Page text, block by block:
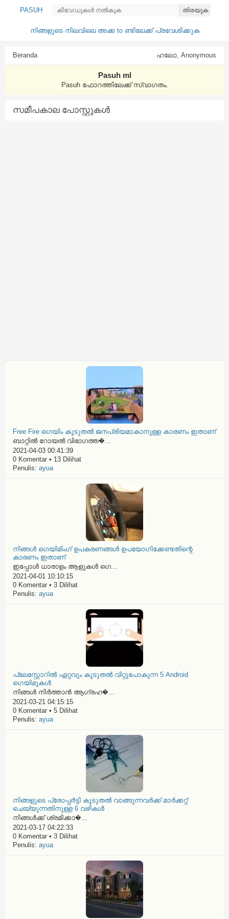
PASUH തിരയുക
നിങ്ങളുടെ നിലവിലെ അക്ക to ണ്ടിലേക്ക് പ്രവേശിക്കുക
Beranda ഹലോ, Anonymous
Pasuh ml
Pasuh ഫോറത്തിലേക്ക് സ്വാഗതം.
സമീപകാല പോസ്റ്റുകൾ
Free Fire ഗെയിം കൂടുതൽ ജനപ്രിയമാകാനുള്ള കാരണം ഇതാണ്
ബാറ്റിൽ റോയൽ വിഭാഗത്ത�...
2021-04-03 00:41:39
0 Komentar • 13 Dilihat
Penulis: ayua
നിങ്ങൾ ഗെയിമിംഗ് ഉപകരണങ്ങൾ ഉപയോഗിക്കേണ്ടതിന്റെ
കാരണം ഇതാണ്
ഇപ്പോൾ ധാരാളം ആളുകൾ ഗെ...
2021-04-01 10:10:15
0 Komentar • 3 Dilihat
Penulis: ayua
പ്ലേസ്റ്റോറിൽ ഏറ്റവും കൂടുതൽ വിറ്റുപോകുന്ന 5 Android
ഗെയിമുകൾ
നിങ്ങൾ നിർത്താൻ ആഗ്രഹ�...
2021-03-21 04:15:15
0 Komentar • 5 Dilihat
Penulis: ayua
നിങ്ങളുടെ പ്രോപ്പർട്ടി കൂടുതൽ വാങ്ങുന്നവർക്ക് മാർക്കറ്റ്
ചെയ്യുന്നതിനുള്ള 6 വഴികൾ
നിങ്ങൾക്ക് ശ്രമിക്കാ�...
2021-03-17 04:22:33
0 Komentar • 3 Dilihat
Penulis: ayua